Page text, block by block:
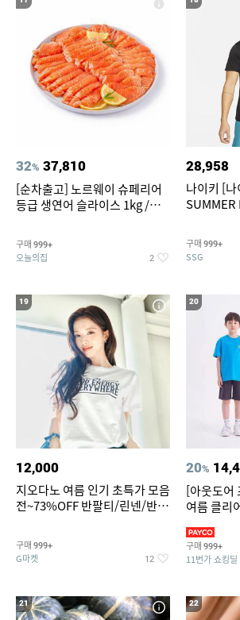
32% 37,810
[순차출고] 노르웨이 슈페리어
등급 생연어 슬라이스 1kg /
구매 999+
오늘의집 2
28,958
나이키 [
SUMMER
구매 999+
SSG
19
12,000
지오다노 여름 인기 초특가 모음
전~73%OFF 반팔티/린넨/반바
구매 999+
G마켓 12
20
20%
[아웃도어
여름 클리
구매 999+
11번가 쇼킹딜
21 22